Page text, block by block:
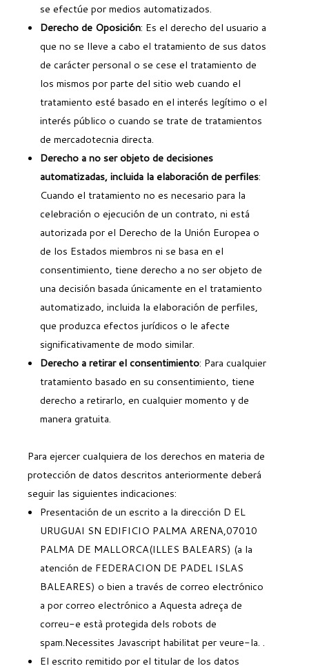
se efectúe por medios automatizados.
Derecho de Oposición: Es el derecho del usuario a
que no se lleve a cabo el tratamiento de sus datos
de carácter personal o se cese el tratamiento de
los mismos por parte del sitio web cuando el
tratamiento esté basado en el interés legítimo o el
interés público o cuando se trate de tratamientos
de mercadotecnia directa.
Derecho a no ser objeto de decisiones
automatizadas, incluida la elaboración de perfiles:
Cuando el tratamiento no es necesario para la
celebración o ejecución de un contrato, ni está
autorizada por el Derecho de la Unión Europea o
de los Estados miembros ni se basa en el
consentimiento, tiene derecho a no ser objeto de
una decisión basada únicamente en el tratamiento
automatizado, incluida la elaboración de perfiles,
que produzca efectos jurídicos o le afecte
significativamente de modo similar.
Derecho a retirar el consentimiento: Para cualquier
tratamiento basado en su consentimiento, tiene
derecho a retirarlo, en cualquier momento y de
manera gratuita.
Para ejercer cualquiera de los derechos en materia de
protección de datos descritos anteriormente deberá
seguir las siguientes indicaciones:
Presentación de un escrito a la dirección D EL
URUGUAI SN EDIFICIO PALMA ARENA,07010
PALMA DE MALLORCA(ILLES BALEARS) (a la
atención de FEDERACION DE PADEL ISLAS
BALEARES) o bien a través de correo electrónico
a por correo electrónico a Aquesta adreça de
correu-e està protegida dels robots de
spam.Necessites Javascript habilitat per veure-la. .
El escrito remitido por el titular de los datos